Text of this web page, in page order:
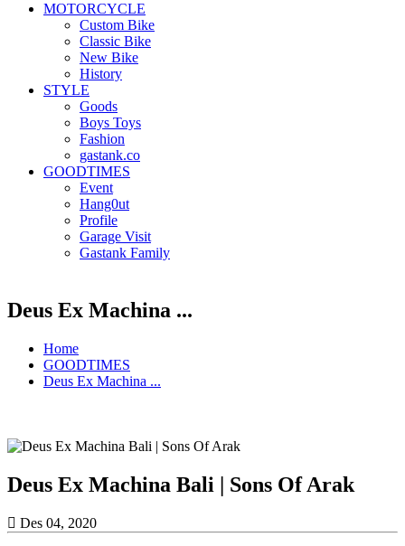
MOTORCYCLE
Custom Bike
Classic Bike
New Bike
History
STYLE
Goods
Boys Toys
Fashion
gastank.co
GOODTIMES
Event
Hang0ut
Profile
Garage Visit
Gastank Family
Deus Ex Machina ...
Home
GOODTIMES
Deus Ex Machina ...
Deus Ex Machina Bali | Sons Of Arak
Des 04, 2020